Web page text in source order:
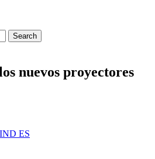
Search
nuevos proyectores
ES